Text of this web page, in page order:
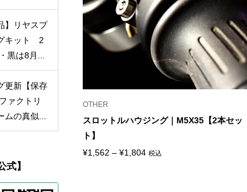
OTHER
スロットルハウジング｜M5X35【2本セッ
ト】
¥1,562 – ¥1,804価税込
】リヤスプ
キット 2
黒は8月...
更新【保存
ァクトリ
ムの真似...
式】